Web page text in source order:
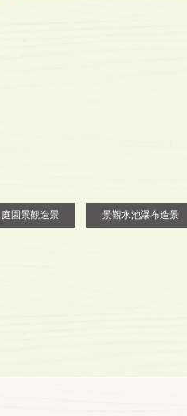
庭園景觀造景 景觀水池瀑布造景